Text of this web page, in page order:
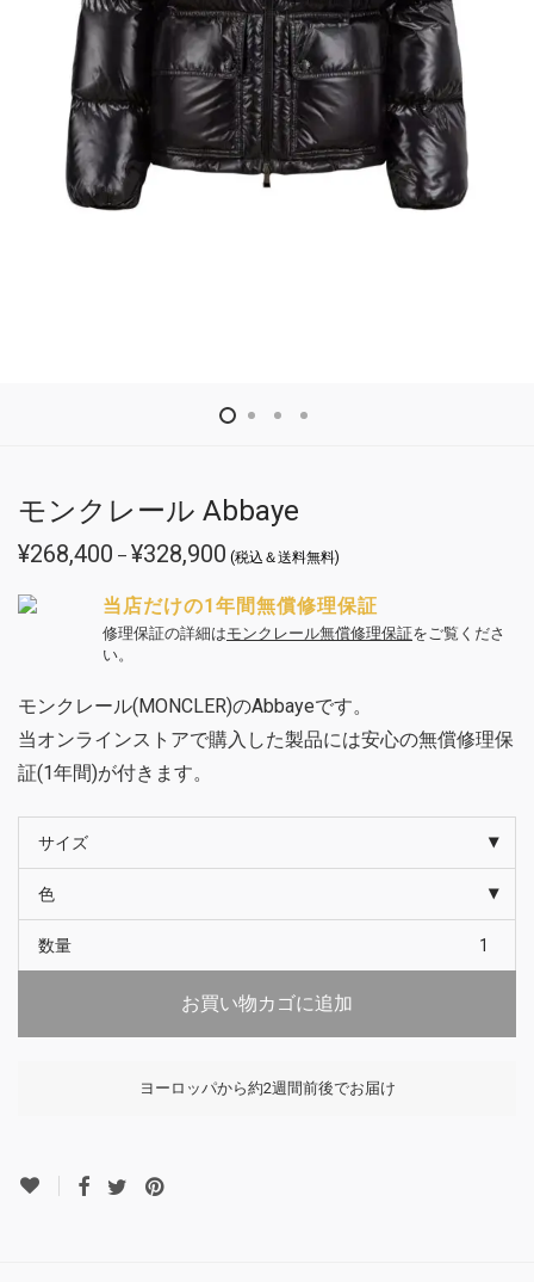
モンクレール Abbaye
¥268,400 – ¥328,900 価
格
¥268,400
–
¥328,900
(税込＆送料無料)
当店だけの1年間無償修理保証
修理保証の詳細はモンクレール無償修理保証をご覧くださ
い。
モンクレール(MONCLER)のAbbayeです。
当オンラインストアで購入した製品には安心の無償修理保
証(1年間)が付きます。
サイズ
色
数量
お買い物カゴに追加
ヨーロッパから約2週間前後でお届け